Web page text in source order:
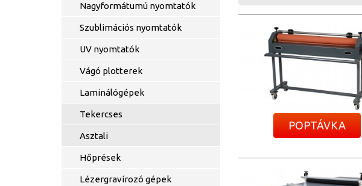
Nagyformátumú nyomtatók
Szublimációs nyomtatók
UV nyomtatók
Vágó plotterek
Laminálógépek
Tekercses
Asztali
Hőprések
Lézergravírozó gépek
POPTÁVKA